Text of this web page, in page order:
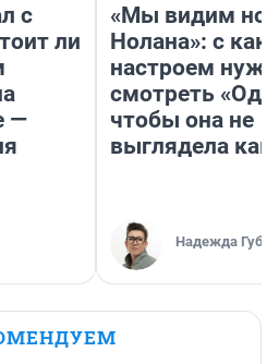
с
ли
—
«Мы видим
Нолана»: с
настроем
смотреть
чтобы она не
выглядела как
Надежда